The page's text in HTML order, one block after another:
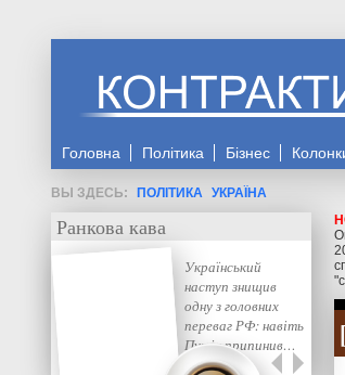
Головна Політика Бізнес
ПОЛІТИКА УКРАЇНА
Ранкова кава
Український
наступ знищив
одну з головних
переваг РФ: навіть
Путін припинив…